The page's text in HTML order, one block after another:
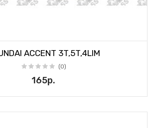
ACCENT 3T,5T,4LIM
(0)
165р.